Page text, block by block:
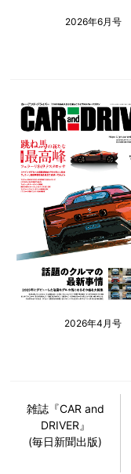
2026年6月号
2026年4月号
雑誌『CAR and
DRIVER』
(毎日新聞出版)